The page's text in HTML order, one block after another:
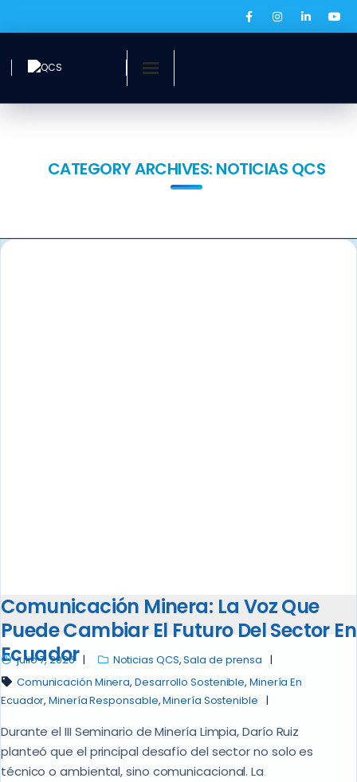
CATEGORY ARCHIVES: NOTICIAS QCS
Comunicación Minera: La Voz Que
Puede Cambiar El Futuro Del Sector En
Ecuador
julio 7, 2026 Noticias QCS,Sala de prensa
Comunicación Minera,Desarrollo Sostenible, Minería En
Ecuador,Minería Responsable,Minería Sostenible
Durante el III Seminario de Minería Limpia, Darío Ruiz
planteó que el principal desafío del sector no solo es
técnico o ambiental, sino comunicacional. La